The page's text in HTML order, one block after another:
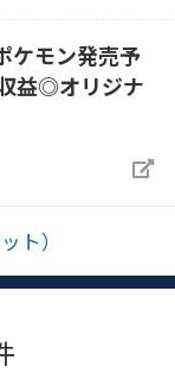
ケモン発売予
益◎オリジナ
ト）